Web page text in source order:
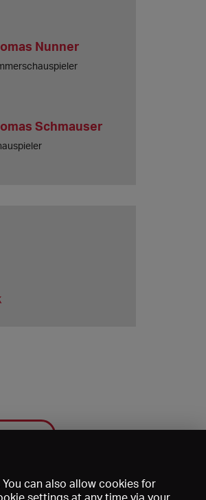
Nunner
Schmauser
can also allow cookies for
settings at any time via your